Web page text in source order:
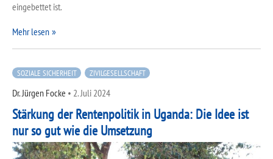
eingebettet ist.
Mehr lesen
SOZIALE SICHERHEIT ZIVILGESELLSCHAFT
Dr. Jürgen Focke • 2. Juli 2024
Stärkung der Rentenpolitik in Uganda: Die Idee ist
nur so gut wie die Umsetzung